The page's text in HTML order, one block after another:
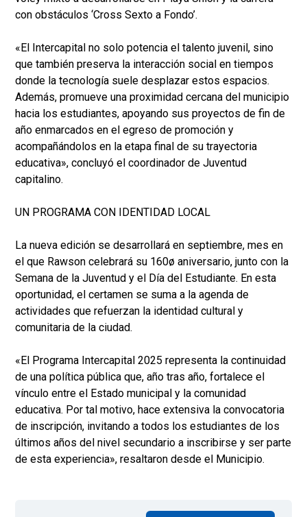
con obstáculos ‘Cross Sexto a Fondo’.
«El Intercapital no solo potencia el talento juvenil, sino
que también preserva la interacción social en tiempos
donde la tecnología suele desplazar estos espacios.
Además, promueve una proximidad cercana del municipio
hacia los estudiantes, apoyando sus proyectos de fin de
año enmarcados en el egreso de promoción y
acompañándolos en la etapa final de su trayectoria
educativa», concluyó el coordinador de Juventud
capitalino.
UN PROGRAMA CON IDENTIDAD LOCAL
La nueva edición se desarrollará en septiembre, mes en
el que Rawson celebrará su 160ø aniversario, junto con la
Semana de la Juventud y el Día del Estudiante. En esta
oportunidad, el certamen se suma a la agenda de
actividades que refuerzan la identidad cultural y
comunitaria de la ciudad.
«El Programa Intercapital 2025 representa la continuidad
de una política pública que, año tras año, fortalece el
vínculo entre el Estado municipal y la comunidad
educativa. Por tal motivo, hace extensiva la convocatoria
de inscripción, invitando a todos los estudiantes de los
últimos años del nivel secundario a inscribirse y ser parte
de esta experiencia», resaltaron desde el Municipio.